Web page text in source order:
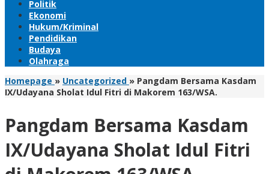
Politik
Ekonomi
Hukum/Kriminal
Pendidikan
Budaya
Olahraga
Homepage » Uncategorized » Pangdam Bersama Kasdam
IX/Udayana Sholat Idul Fitri di Makorem 163/WSA.
Pangdam Bersama Kasdam
IX/Udayana Sholat Idul Fitri